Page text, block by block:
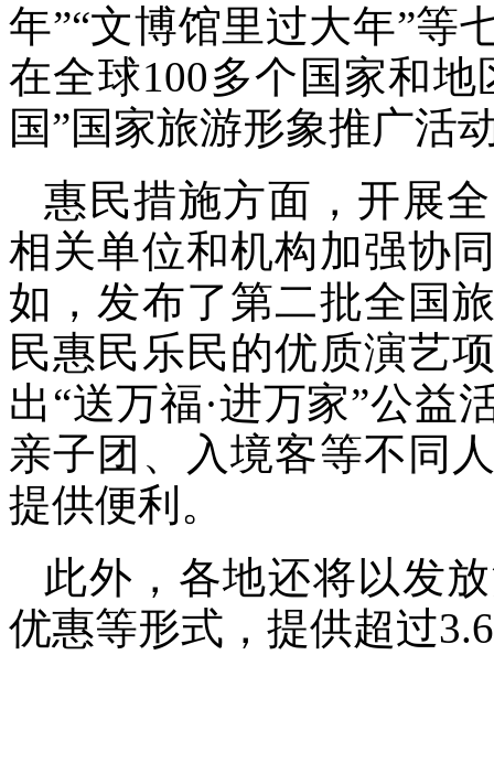
年”“文博馆里过大年”等
在全球100多个国家和
国”国家旅游形象推广活
惠民措施方面，开展
相关单位和机构加强协
如，发布了第二批全国
民惠民乐民的优质演艺
出“送万福·进万家”公益
亲子团、入境客等不同
提供便利。
此外，各地还将以发
优惠等形式，提供超过